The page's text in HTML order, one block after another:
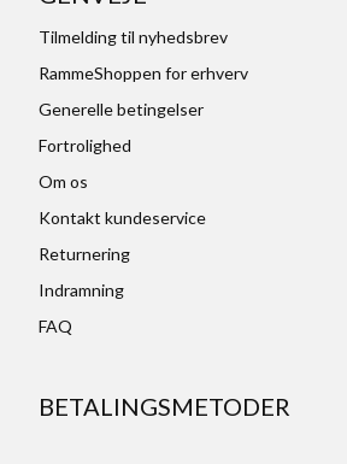
Tilmelding til nyhedsbrev
RammeShoppen for erhverv
Generelle betingelser
Fortrolighed
Om os
Kontakt kundeservice
Returnering
Indramning
FAQ
BETALINGSMETODER